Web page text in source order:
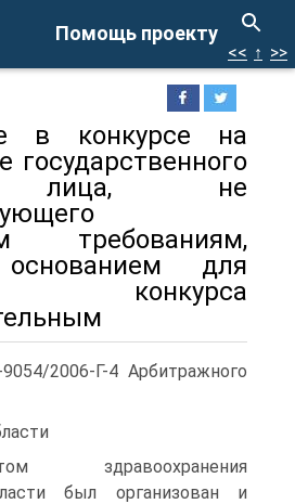
Помощь проекту
<< ↑ >>
в конкурсе на
государственного
лица, не
требованиям,
для
конкурса
2006-Г-4 Арбитражного
здравоохранения
был организован и